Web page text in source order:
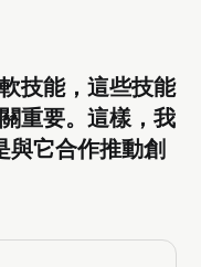
技能，這些技能
重要。這樣，我
與它合作推動創